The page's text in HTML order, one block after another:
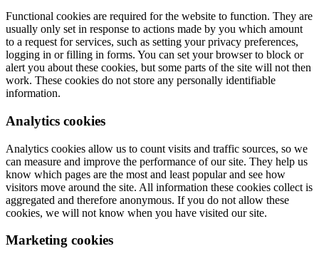
Functional cookies are required for the website to function. They are
usually only set in response to actions made by you which amount
to a request for services, such as setting your privacy preferences,
logging in or filling in forms. You can set your browser to block or
alert you about these cookies, but some parts of the site will not then
work. These cookies do not store any personally identifiable
information.
Analytics cookies
Analytics cookies allow us to count visits and traffic sources, so we
can measure and improve the performance of our site. They help us
know which pages are the most and least popular and see how
visitors move around the site. All information these cookies collect is
aggregated and therefore anonymous. If you do not allow these
cookies, we will not know when you have visited our site.
Marketing cookies